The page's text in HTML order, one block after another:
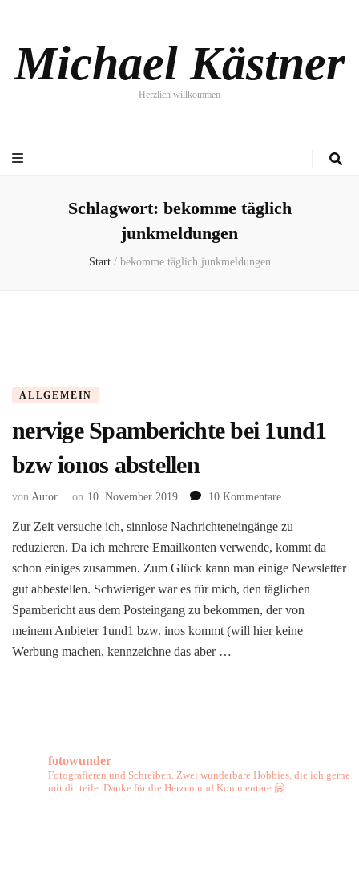
Michael Kästner
Herzlich willkommen
Schlagwort: bekomme täglich
junkmeldungen
Start / bekomme täglich junkmeldungen
ALLGEMEIN
nervige Spamberichte bei 1und1
bzw ionos abstellen
von Autor on 10. November 2019 10 Kommentarezu
Spamberichte
bei
1und1
ionos
abstellen
Zur Zeit versuche ich, sinnlose Nachrichteneingänge zu
reduzieren. Da ich mehrere Emailkonten verwende, kommt da
schon einiges zusammen. Zum Glück kann man einige Newsletter
gut abbestellen. Schwieriger war es für mich, den täglichen
Spambericht aus dem Posteingang zu bekommen, der von
meinem Anbieter 1und1 bzw. inos kommt (will hier keine
Werbung machen, kennzeichne das aber …
fotowunder
Fotografieren und Schreiben. Zwei wunderbare Hobbies, die ich gerne
mit dir teile. Danke für die Herzen und Kommentare 🤗